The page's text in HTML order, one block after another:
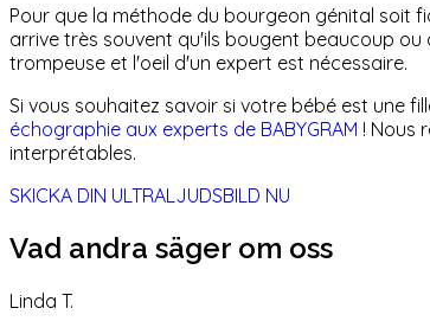
Pour que la méthode du bourgeon génital soit
arrive très souvent qu'ils bougent beaucoup
trompeuse et l'oeil d'un expert est nécessaire.
Si vous souhaitez savoir si votre bébé est une
échographie aux experts de BABYGRAM ! Nous
interprétables.
SKICKA DIN ULTRALJUDSBILD NU
Vad andra säger om oss
Linda T.